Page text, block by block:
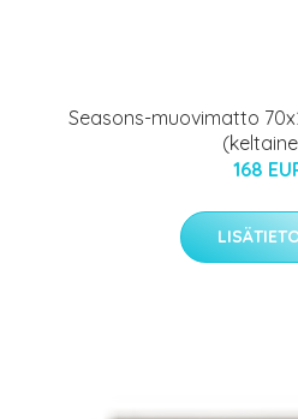
Seasons-muovimatto
168